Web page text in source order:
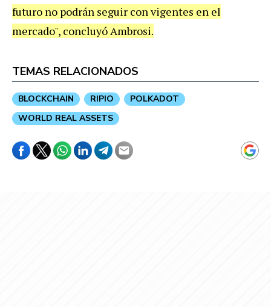
futuro no podrán seguir con vigentes en el
mercado", concluyó Ambrosi.
TEMAS RELACIONADOS
BLOCKCHAIN RIPIO
POLKADOT
WORLD REAL ASSETS